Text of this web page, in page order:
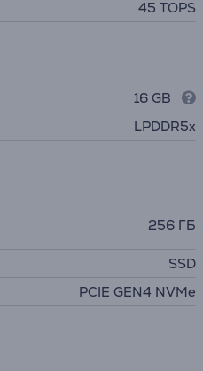
45 TOPS
16 GB
LPDDR5x
256 ГБ
SSD
PCIE GEN4 NVMe